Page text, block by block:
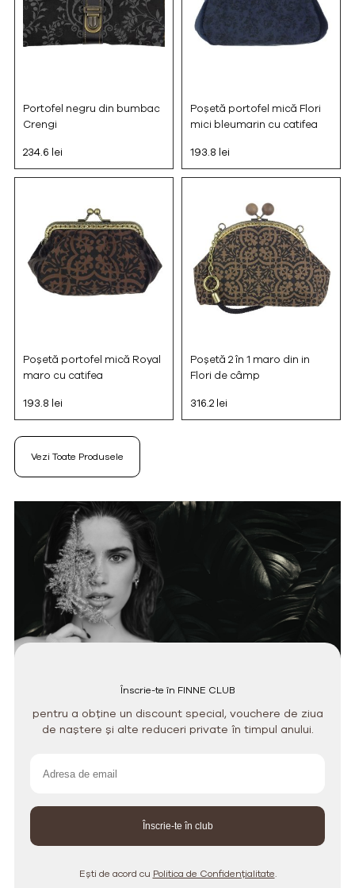
Portofel negru din bumbac
Crengi
234.6 lei
Poșetă portofel mică Flori
mici bleumarin cu catifea
193.8 lei
Poșetă portofel mică Royal
maro cu catifea
193.8 lei
Poșetă 2 în 1 maro din in
Flori de câmp
316.2 lei
Vezi Toate Produsele
Înscrie-te în FINNE CLUB
pentru a obține un discount special, vouchere de ziua
de naștere și alte reduceri private în timpul anului.
Ești de acord cu Politica de Confidențialitate.